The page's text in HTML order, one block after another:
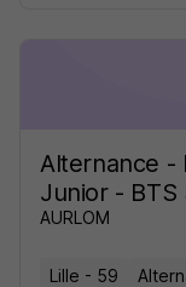
Alternance -
Junior - BTS
AURLOM
Lille - 59